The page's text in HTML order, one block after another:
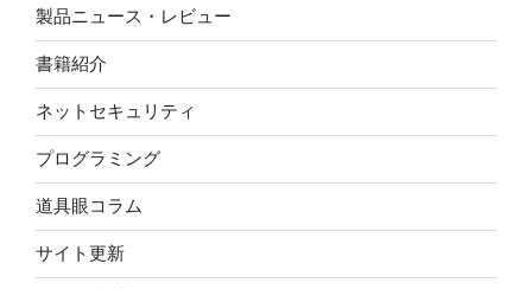
製品ニュース・レビュー
書籍紹介
ネットセキュリティ
プログラミング
道具眼コラム
サイト更新